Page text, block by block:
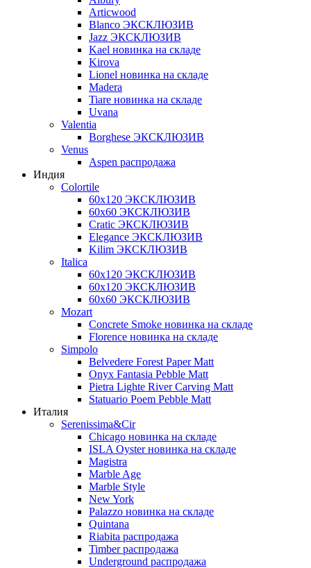
Articwood
Blanco ЭКСКЛЮЗИВ
Jazz ЭКСКЛЮЗИВ
Kael новинка на складе
Kirova
Lionel новинка на складе
Madera
Tiare новинка на складе
Uvana
Valentia
Borghese ЭКСКЛЮЗИВ
Venus
Aspen распродажа
Индия
Colortile
60х120 ЭКСКЛЮЗИВ
60х60 ЭКСКЛЮЗИВ
Cratic ЭКСКЛЮЗИВ
Elegance ЭКСКЛЮЗИВ
Kilim ЭКСКЛЮЗИВ
Italica
60х120 ЭКСКЛЮЗИВ
60х120 ЭКСКЛЮЗИВ
60х60 ЭКСКЛЮЗИВ
Mozart
Concrete Smoke новинка на складе
Florence новинка на складе
Simpolo
Belvedere Forest Paper Matt
Onyx Fantasia Pebble Matt
Pietra Lighte River Carving Matt
Statuario Poem Pebble Matt
Италия
Serenissima&Cir
Chicago новинка на складе
ISLA Oyster новинка на складе
Magistra
Marble Age
Marble Style
New York
Palazzo новинка на складе
Quintana
Riabita распродажа
Timber распродажа
Underground распродажа